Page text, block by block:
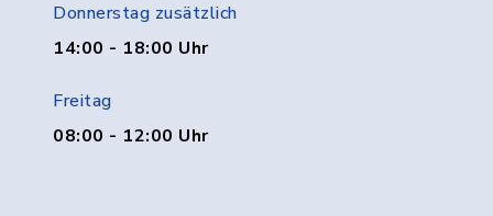
Donnerstag zusätzlich
14:00 - 18:00 Uhr
Freitag
08:00 - 12:00 Uhr